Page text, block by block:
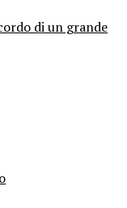
di un grande